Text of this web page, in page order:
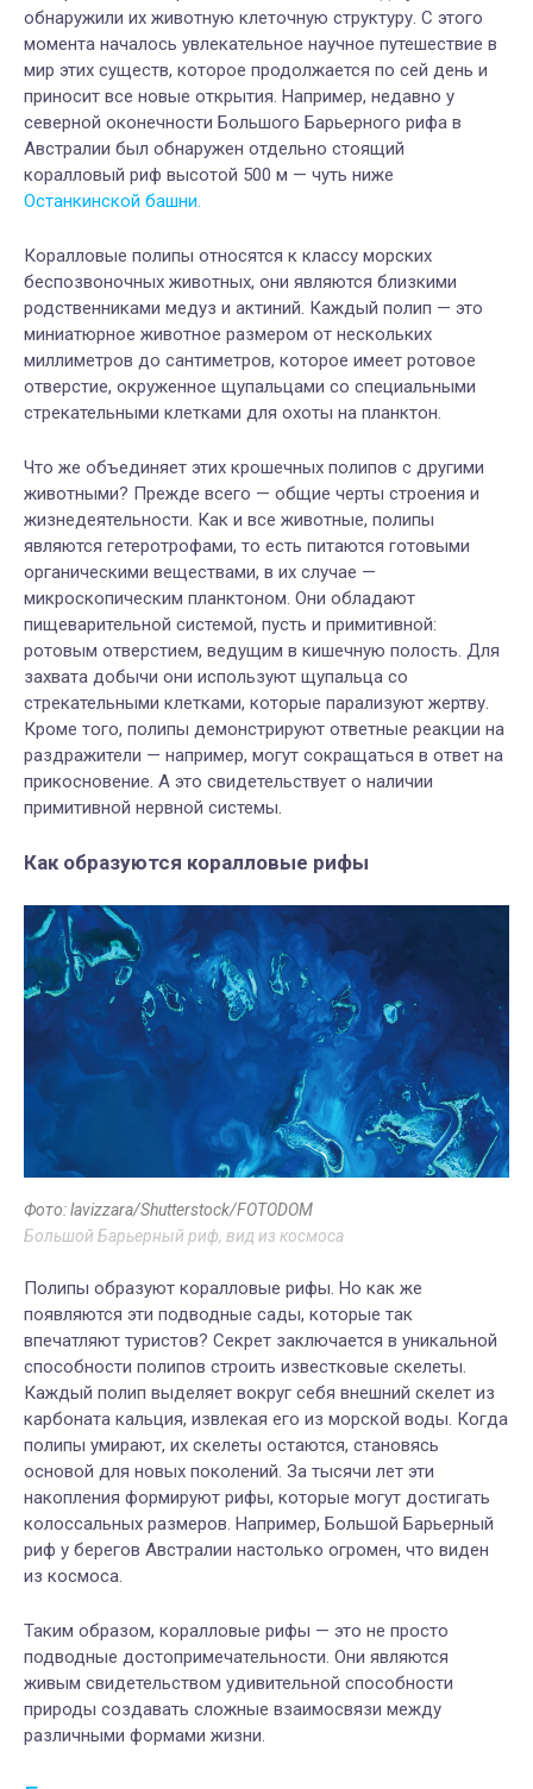
обнаружили их животную клеточную структуру. С этого
момента началось увлекательное научное путешествие в
мир этих существ, которое продолжается по сей день и
приносит все новые открытия. Например, недавно у
северной оконечности Большого Барьерного рифа в
Австралии был обнаружен отдельно стоящий
коралловый риф высотой 500 м — чуть ниже
Останкинской башни.
Коралловые полипы относятся к классу морских
беспозвоночных животных, они являются близкими
родственниками медуз и актиний. Каждый полип — это
миниатюрное животное размером от нескольких
миллиметров до сантиметров, которое имеет ротовое
отверстие, окруженное щупальцами со специальными
стрекательными клетками для охоты на планктон.
Что же объединяет этих крошечных полипов с другими
животными? Прежде всего — общие черты строения и
жизнедеятельности. Как и все животные, полипы
являются гетеротрофами, то есть питаются готовыми
органическими веществами, в их случае —
микроскопическим планктоном. Они обладают
пищеварительной системой, пусть и примитивной:
ротовым отверстием, ведущим в кишечную полость. Для
захвата добычи они используют щупальца со
стрекательными клетками, которые парализуют жертву.
Кроме того, полипы демонстрируют ответные реакции на
раздражители — например, могут сокращаться в ответ на
прикосновение. А это свидетельствует о наличии
примитивной нервной системы.
Как образуются коралловые рифы
Фото: lavizzara/Shutterstock/FOTODOM
Большой Барьерный риф, вид из космоса
Полипы образуют коралловые рифы. Но как же
появляются эти подводные сады, которые так
впечатляют туристов? Секрет заключается в уникальной
способности полипов строить известковые скелеты.
Каждый полип выделяет вокруг себя внешний скелет из
карбоната кальция, извлекая его из морской воды. Когда
полипы умирают, их скелеты остаются, становясь
основой для новых поколений. За тысячи лет эти
накопления формируют рифы, которые могут достигать
колоссальных размеров. Например, Большой Барьерный
риф у берегов Австралии настолько огромен, что виден
из космоса.
Таким образом, коралловые рифы — это не просто
подводные достопримечательности. Они являются
живым свидетельством удивительной способности
природы создавать сложные взаимосвязи между
различными формами жизни.